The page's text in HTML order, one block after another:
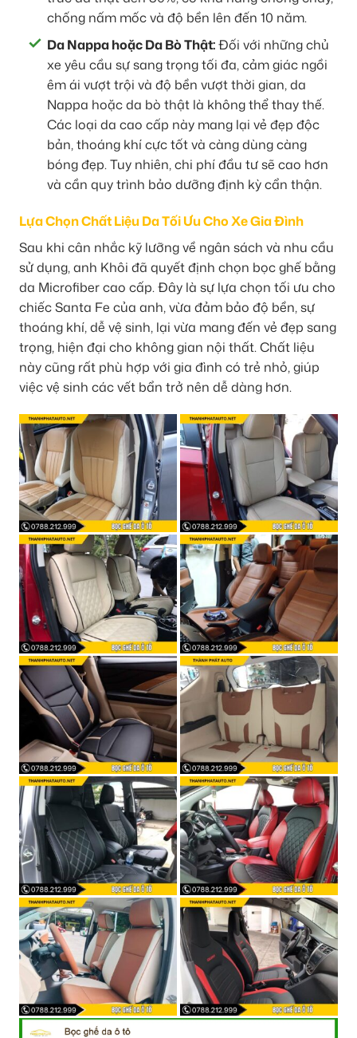
chống nấm mốc và độ bền lên đến 10 năm.
Da Nappa hoặc Da Bò Thật:Đối với những chủ
xe yêu cầu sự sang trọng tối đa, cảm giác ngồi
êm ái vượt trội và độ bền vượt thời gian, da
Nappa hoặc da bò thật là không thể thay thế.
Các loại da cao cấp này mang lại vẻ đẹp độc
bản, thoáng khí cực tốt và càng dùng càng
bóng đẹp. Tuy nhiên, chi phí đầu tư sẽ cao hơn
và cần quy trình bảo dưỡng định kỳ cẩn thận.
Lựa Chọn Chất Liệu Da Tối Ưu Cho Xe Gia Đình
Sau khi cân nhắc kỹ lưỡng về ngân sách và nhu cầu
sử dụng, anh Khôi đã quyết định chọn bọc ghế bằng
da Microfiber cao cấp. Đây là sự lựa chọn tối ưu cho
chiếc Santa Fe của anh, vừa đảm bảo độ bền, sự
thoáng khí, dễ vệ sinh, lại vừa mang đến vẻ đẹp sang
trọng, hiện đại cho không gian nội thất. Chất liệu
này cũng rất phù hợp với gia đình có trẻ nhỏ, giúp
việc vệ sinh các vết bẩn trở nên dễ dàng hơn.